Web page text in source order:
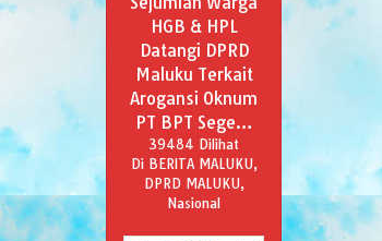
HGB & HPL
Datangi DPRD
Maluku Terkait
Arogansi Oknum
PT BPT Sege…
39484 Dilihat
Di BERITA MALUKU,
DPRD MALUKU,
Nasional